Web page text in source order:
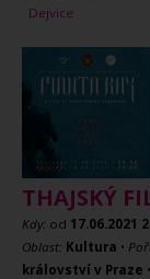
Dejvice
THAJSKÝ
Kdy: od 17.06.2021
Oblast: Kultura •
království v Praze •